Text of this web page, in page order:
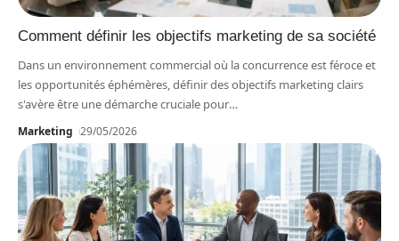
Comment définir les objectifs marketing de sa société
Dans un environnement commercial où la concurrence est féroce et
les opportunités éphémères, définir des objectifs marketing clairs
s'avère être une démarche cruciale pour…
Marketing 29/05/2026